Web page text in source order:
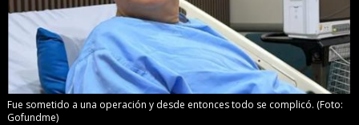
Fue sometido a una operación y desde entonces todo se complicó. (Foto:
Gofundme)